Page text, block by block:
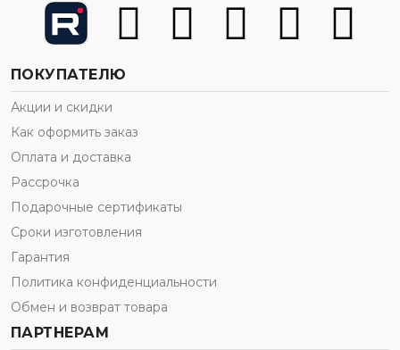
ПОКУПАТЕЛЮ
Акции и скидки
Как оформить заказ
Оплата и доставка
Рассрочка
Подарочные сертификаты
Сроки изготовления
Гарантия
Политика конфиденциальности
Обмен и возврат товара
ПАРТНЕРАМ